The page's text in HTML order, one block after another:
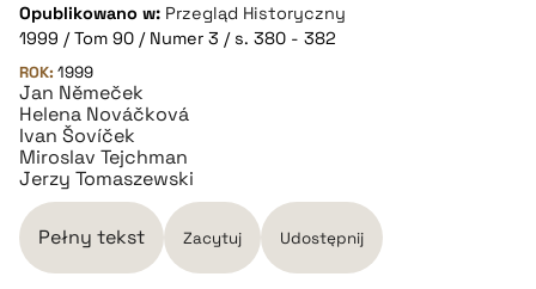
Opublikowano w: Przegląd Historyczny
1999 / Tom 90 / Numer 3 / s. 380 - 382
ROK: 1999
Jan Němeček
Helena Nováčková
Ivan Šovíček
Miroslav Tejchman
Jerzy Tomaszewski
Pełny tekst Zacytuj Udostępnij